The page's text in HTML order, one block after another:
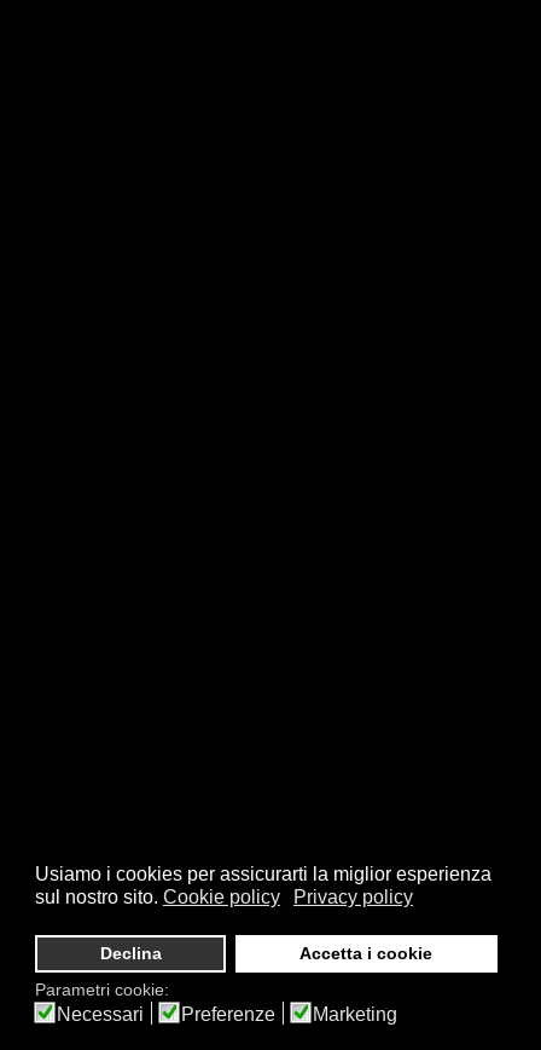
Usiamo i cookies per assicurarti la miglior esperienza
sul nostro sito. Cookie policy Privacy policy
Declina
Accetta i cookie
Parametri cookie:
Necessari Preferenze Marketing